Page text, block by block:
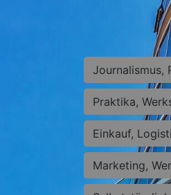
Journalismus,
Praktika,
Einkauf,
Marketing,